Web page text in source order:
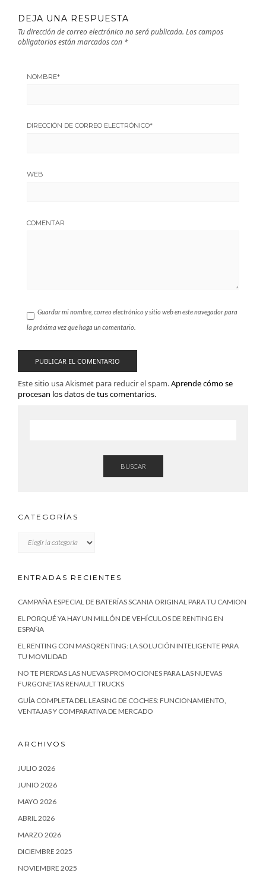
DEJA UNA RESPUESTA
Tu dirección de correo electrónico no será publicada. Los campos
obligatorios están marcados con *
NOMBRE*
DIRECCIÓN DE CORREO ELECTRÓNICO*
WEB
COMENTAR
Guardar mi nombre, correo electrónico y sitio web en este navegador para
la próxima vez que haga un comentario.
Este sitio usa Akismet para reducir el spam.Aprende cómo se
procesan los datos de tus comentarios.
BUSCAR
CATEGORÍAS
ENTRADAS RECIENTES
CAMPAÑA ESPECIAL DE BATERÍAS SCANIA ORIGINAL PARA TU CAMION
EL PORQUÉ YA HAY UN MILLÓN DE VEHÍCULOS DE RENTING EN
ESPAÑA
EL RENTING CON MASQRENTING: LA SOLUCIÓN INTELIGENTE PARA
TU MOVILIDAD
NO TE PIERDAS LAS NUEVAS PROMOCIONES PARA LAS NUEVAS
FURGONETAS RENAULT TRUCKS
GUÍA COMPLETA DEL LEASING DE COCHES: FUNCIONAMIENTO,
VENTAJAS Y COMPARATIVA DE MERCADO
ARCHIVOS
JULIO 2026
JUNIO 2026
MAYO 2026
ABRIL 2026
MARZO 2026
DICIEMBRE 2025
NOVIEMBRE 2025